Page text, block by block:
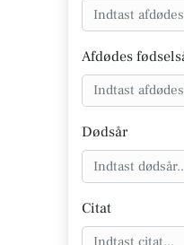
Afdødes
Dødsår
Citat